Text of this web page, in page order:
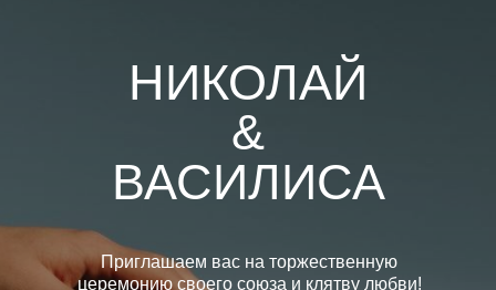
Приглашаем вас на торжественную
церемонию своего союза и клятву любви!
НИКОЛАЙ
&
ВАСИЛИСА